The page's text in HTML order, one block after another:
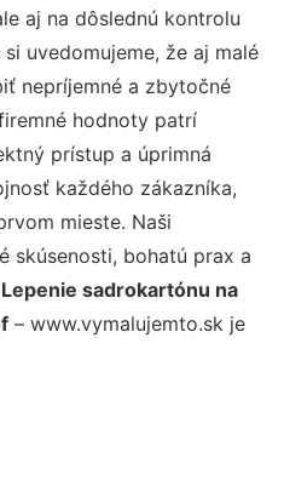
aj na dôslednú kontrolu
uvedomujeme, že aj malé
nepríjemné a zbytočné
hodnoty patrí
prístup a úprimná
každého zákazníka,
mieste. Naši
skúsenosti, bohatú prax a
Lepenie sadrokartónu na
– www.vymalujemto.sk je